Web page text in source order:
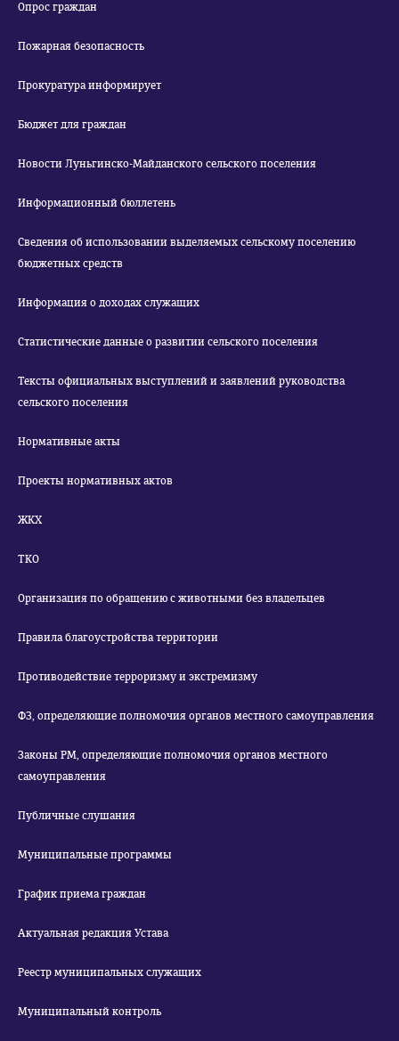
Опрос граждан
Пожарная безопасность
Прокуратура информирует
Бюджет для граждан
Новости Луньгинско-Майданского сельского поселения
Информационный бюллетень
Сведения об использовании выделяемых сельскому поселению
бюджетных средств
Информация о доходах служащих
Статистические данные о развитии сельского поселения
Тексты официальных выступлений и заявлений руководства
сельского поселения
Нормативные акты
Проекты нормативных актов
ЖКХ
ТКО
Организация по обращению с животными без владельцев
Правила благоустройства территории
Противодействие терроризму и экстремизму
ФЗ, определяющие полномочия органов местного самоуправления
Законы РМ, определяющие полномочия органов местного
самоуправления
Публичные слушания
Муниципальные программы
График приема граждан
Актуальная редакция Устава
Реестр муниципальных служащих
Муниципальный контроль